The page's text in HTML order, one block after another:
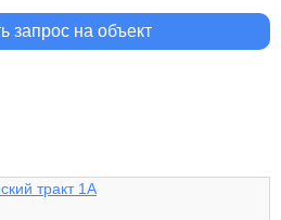
запрос на объект